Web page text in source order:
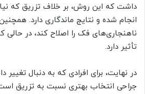
داشت که این روش، بر خلاف تزریق که
انجام شده و نتایج ماندگاری دارد.
ناهنجاری‌های فک را اصلاح کند، در حالی
تأثیر دارد.
در نهایت، برای افرادی که به دنبال
جراحی انتخاب بهتری نسبت به تزریق است،